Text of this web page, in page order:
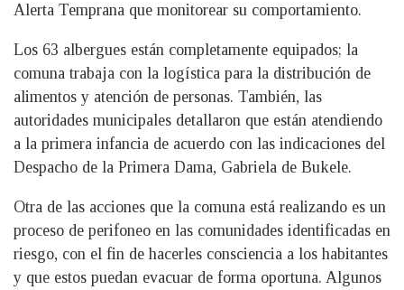
Alerta Temprana que monitorear su comportamiento.
Los 63 albergues están completamente equipados; la
comuna trabaja con la logística para la distribución de
alimentos y atención de personas. También, las
autoridades municipales detallaron que están atendiendo
a la primera infancia de acuerdo con las indicaciones del
Despacho de la Primera Dama, Gabriela de Bukele.
Otra de las acciones que la comuna está realizando es un
proceso de perifoneo en las comunidades identificadas en
riesgo, con el fin de hacerles consciencia a los habitantes
y que estos puedan evacuar de forma oportuna. Algunos